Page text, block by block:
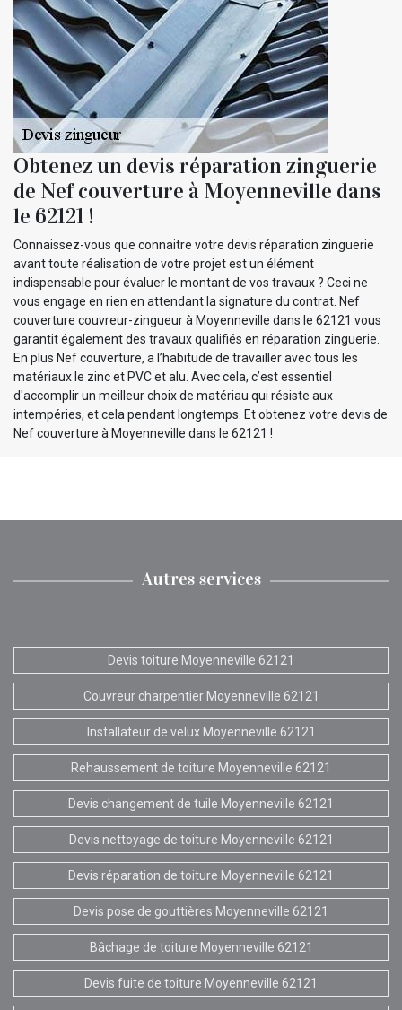
Obtenez un devis réparation zinguerie
de Nef couverture à Moyenneville dans
le 62121 !
Connaissez-vous que connaitre votre devis réparation zinguerie
avant toute réalisation de votre projet est un élément
indispensable pour évaluer le montant de vos travaux ? Ceci ne
vous engage en rien en attendant la signature du contrat. Nef
couverture couvreur-zingueur à Moyenneville dans le 62121 vous
garantit également des travaux qualifiés en réparation zinguerie.
En plus Nef couverture, a l’habitude de travailler avec tous les
matériaux le zinc et PVC et alu. Avec cela, c’est essentiel
d'accomplir un meilleur choix de matériau qui résiste aux
intempéries, et cela pendant longtemps. Et obtenez votre devis de
Nef couverture à Moyenneville dans le 62121 !
Autres services
Devis toiture Moyenneville 62121
Couvreur charpentier Moyenneville 62121
Installateur de velux Moyenneville 62121
Rehaussement de toiture Moyenneville 62121
Devis changement de tuile Moyenneville 62121
Devis nettoyage de toiture Moyenneville 62121
Devis réparation de toiture Moyenneville 62121
Devis pose de gouttières Moyenneville 62121
Bâchage de toiture Moyenneville 62121
Devis fuite de toiture Moyenneville 62121